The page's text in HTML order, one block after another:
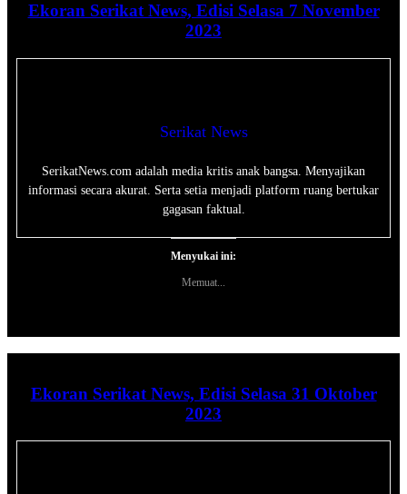
Ekoran Serikat News, Edisi Selasa 7 November
2023
Serikat News
SerikatNews.com adalah media kritis anak bangsa. Menyajikan
informasi secara akurat. Serta setia menjadi platform ruang bertukar
gagasan faktual.
Menyukai ini:
Memuat...
Ekoran Serikat News, Edisi Selasa 31 Oktober
2023